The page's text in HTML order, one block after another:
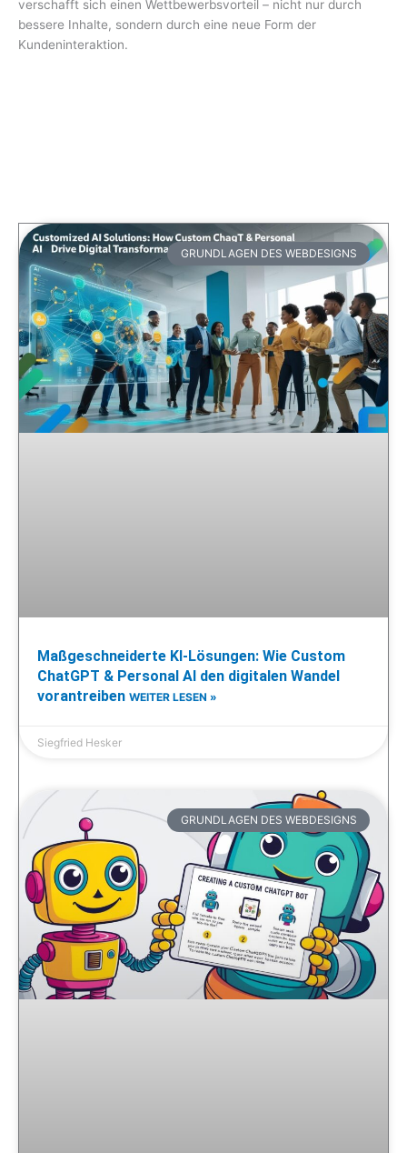
verschafft sich einen Wettbewerbsvorteil – nicht nur durch
bessere Inhalte, sondern durch eine neue Form der
Kundeninteraktion.
GRUNDLAGEN DES WEBDESIGNS
Maßgeschneiderte KI-Lösungen: Wie Custom
ChatGPT & Personal AI den digitalen Wandel
vorantreiben WEITER LESEN »
Siegfried Hesker
GRUNDLAGEN DES WEBDESIGNS